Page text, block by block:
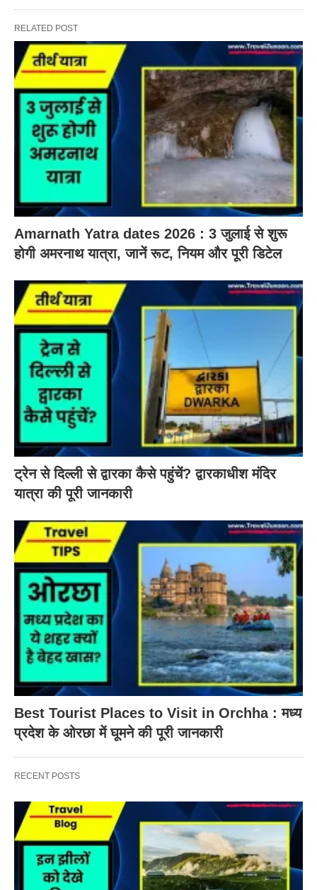
RELATED POST
Amarnath Yatra dates 2026 : 3 जुलाई से शुरू
होगी अमरनाथ यात्रा, जानें रूट, नियम और पूरी डिटेल
ट्रेन से दिल्ली से द्वारका कैसे पहुंचें? द्वारकाधीश मंदिर
यात्रा की पूरी जानकारी
Best Tourist Places to Visit in Orchha : मध्य
प्रदेश के ओरछा में घूमने की पूरी जानकारी
RECENT POSTS